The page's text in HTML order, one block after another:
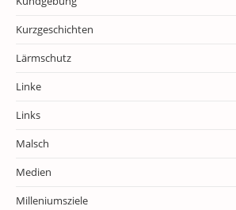
Kurzgeschichten
Lärmschutz
Linke
Links
Malsch
Medien
Milleniumsziele